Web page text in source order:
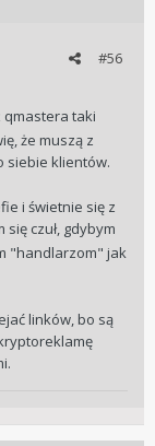
#56
qmastera taki
że muszą z
siebie klientów.
i świetnie się z
czuł, gdybym
"handlarzom" jak
linków, bo są